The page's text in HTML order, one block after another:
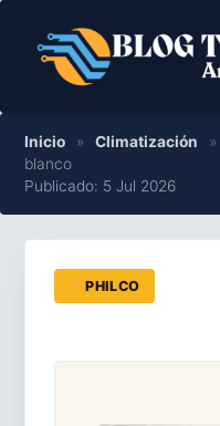
contenido
Inicio » Climatización »
blanco
Publicado: 5 Jul 2026
PHILCO